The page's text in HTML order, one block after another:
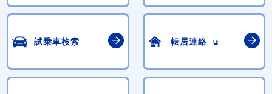
試乗車検索 転居連絡